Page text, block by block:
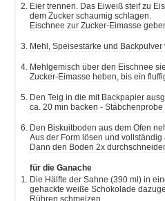
Eier trennen. Das Eiweiß steif zu Eischnee schlagen. Eigelb mit
dem Zucker schaumig schlagen.
Eischnee zur Zucker-Eimasse
Mehl, Speisestärke und Backpulver
Mehlgemisch über den Eischnee sieben und beides unter die
Zucker-Eimasse heben, bis ein
Den Teig in die mit Backpapier ausgelegte Springform geben und
ca. 20 min backen - Stäbchenprobe
Den Biskuitboden aus dem Ofen nehmen, etwas abkühlen lassen.
Aus der Form lösen und vollständig
Dann den Boden 2x
für die Ganache
Die Hälfte der Sahne (390 ml) in einem Topf erhitzen. Die
gehackte weiße Schokolade
Rühren schmelzen.